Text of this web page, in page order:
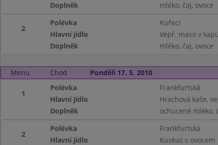
Doplněk
mléko, čaj, ovoce
2
Polévka
Kuřecí
Hlavní jídlo
Vepř. maso v
Doplněk
mléko, čaj, ovoce
Menu Chod Pondělí 17. 5. 2010
1
Polévka
Frankfurtská
Hlavní jídlo
Hrachová kaše,
Doplněk
ochucené mléko,
2
Polévka
Frankfurtská
Hlavní jídlo
Kuskus s ovocem